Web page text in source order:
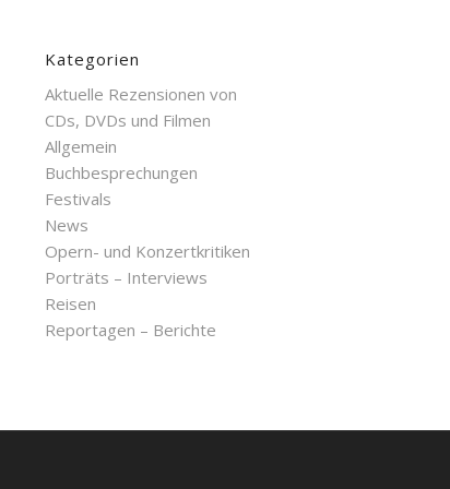
Kategorien
Aktuelle Rezensionen von
CDs, DVDs und Filmen
Allgemein
Buchbesprechungen
Festivals
News
Opern- und Konzertkritiken
Porträts – Interviews
Reisen
Reportagen – Berichte